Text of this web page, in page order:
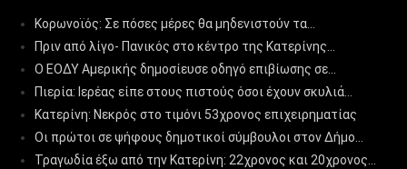
Κορωνοϊός: Σε πόσες μέρες θα μηδενιστούν τα…
Πριν από λίγο- Πανικός στο κέντρο της Κατερίνης…
Ο ΕΟΔΥ Αμερικής δημοσίευσε οδηγό επιβίωσης σε…
Πιερία: Ιερέας είπε στους πιστούς όσοι έχουν σκυλιά…
Κατερίνη: Νεκρός στο τιμόνι 53χρονος επιχειρηματίας
Οι πρώτοι σε ψήφους δημοτικοί σύμβουλοι στον Δήμο…
Τραγωδία έξω από την Κατερίνη: 22χρονος και 20χρονος…